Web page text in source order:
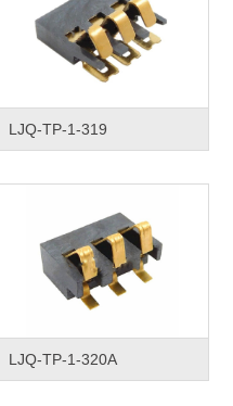
LJQ-TP-1-319
LJQ-TP-1-320A